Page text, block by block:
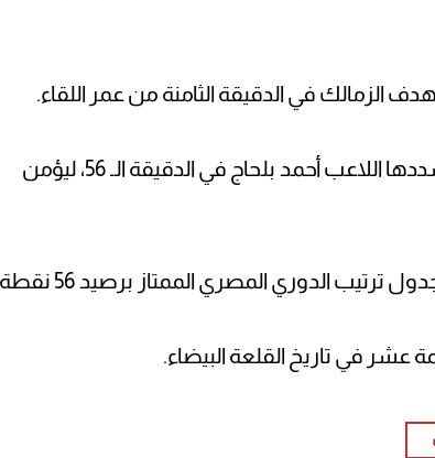
الزمالك في الدقيقة الثامنة من عمر اللقاء.
وتصدى الحارس محمد عواد لركلة جزاء سددها اللاعب أحمد بلحاج في الدقيقة الـ 56، ليؤمن
الدوري المصري الممتاز برصيد 56 نقطة.
عشر في تاريخ القلعة البيضاء.